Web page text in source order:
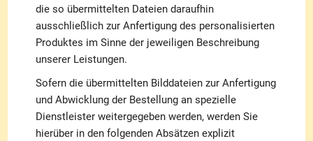
die so übermittelten Dateien daraufhin
ausschließlich zur Anfertigung des personalisierten
Produktes im Sinne der jeweiligen Beschreibung
unserer Leistungen.
Sofern die übermittelten Bilddateien zur Anfertigung
und Abwicklung der Bestellung an spezielle
Dienstleister weitergegeben werden, werden Sie
hierüber in den folgenden Absätzen explizit